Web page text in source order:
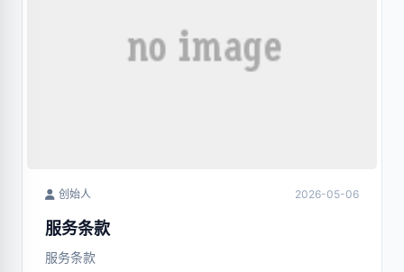
创始人 2026-05-06
服务条款
服务条款